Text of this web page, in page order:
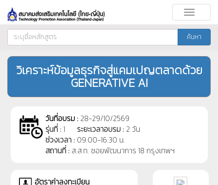
Toggle
ค้นหา
วิเคราะห์ข้อมูลธุรกิจสู่แคมเปญตลาดด้วย
GENERATIVE AI
วันที่อบรม : 28-29/10/2569
รุ่นที่ :1 ระยะเวลาอบรม : 2 วัน
ช่วงเวลา : 09:00-16:30 น.
สถานที่ : ส.ส.ท. ซอยพัฒนาการ 18 กรุงเทพฯ
อัตราค่าลงทะเบียน